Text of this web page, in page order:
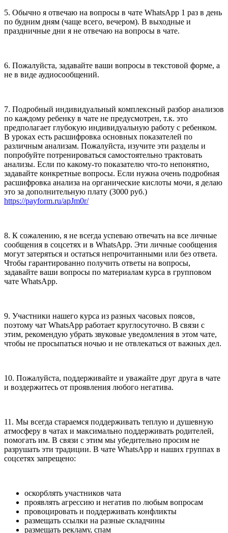
5. Обычно я отвечаю на вопросы в чате WhatsApp 1 раз в день
по будним дням (чаще всего, вечером). В выходные и
праздничные дни я не отвечаю на вопросы в чате.
6. Пожалуйста, задавайте ваши вопросы в текстовой форме, а
не в виде аудиосообщений.
7. Подробный индивидуальный комплексный разбор анализов
по каждому ребенку в чате не предусмотрен, т.к. это
предполагает глубокую индивидуальную работу с ребенком.
В уроках есть расшифровка основных показателей по
различным анализам. Пожалуйста, изучите эти разделы и
попробуйте потренироваться самостоятельно трактовать
анализы. Если по какому-то показателю что-то непонятно,
задавайте конкретные вопросы. Если нужна очень подробная
расшифровка анализа на органические кислоты мочи, я делаю
это за дополнительную плату (3000 руб.)
https://payform.ru/apJm0r/
8. К сожалению, я не всегда успеваю отвечать на все личные
сообщения в соцсетях и в WhatsApp. Эти личные сообщения
могут затеряться и остаться непрочитанными или без ответа.
Чтобы гарантированно получить ответы на вопросы,
задавайте ваши вопросы по материалам курса в групповом
чате WhatsApp.
9. Участники нашего курса из разных часовых поясов,
поэтому чат WhatsApp работает круглосуточно. В связи с
этим, рекомендую убрать звуковые уведомления в этом чате,
чтобы не просыпаться ночью и не отвлекаться от важных дел.
10. Пожалуйста, поддерживайте и уважайте друг друга в чате
и воздержитесь от проявления любого негатива.
11. Мы всегда стараемся поддерживать теплую и душевную
атмосферу в чатах и максимально поддерживать родителей,
помогать им. В связи с этим мы убедительно просим не
разрушать эти традиции. В чате WhatsApp и наших группах в
соцсетях запрещено:
оскорблять участников чата
проявлять агрессию и негатив по любым вопросам
провоцировать и поддерживать конфликты
размещать ссылки на разные складчины
размещать рекламу, спам